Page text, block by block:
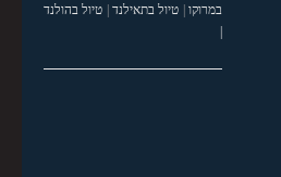
במרוקו| טיול בתאילנד| טיול בהולנד
|